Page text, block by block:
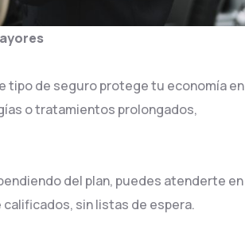
tipo de seguro protege tu economía en
o tratamientos prolongados,
del plan, puedes atenderte en
sin listas de espera.